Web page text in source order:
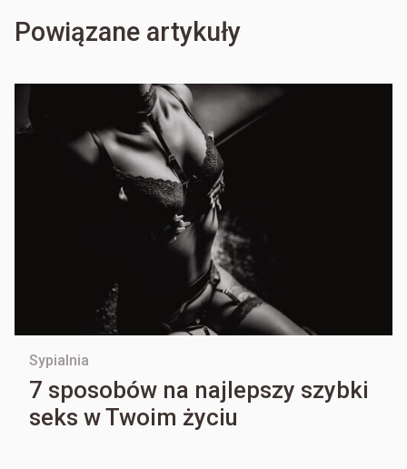
Powiązane artykuły
Sypialnia
7 sposobów na najlepszy szybki
seks w Twoim życiu